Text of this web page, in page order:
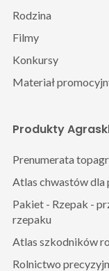
Produkty
Prenumerata
Atlas chwastów dla
Pakiet - Rzepak -
rzepaku
Atlas szkodników
Rolnictwo
Rodzina
Filmy
Konkursy
Materiał